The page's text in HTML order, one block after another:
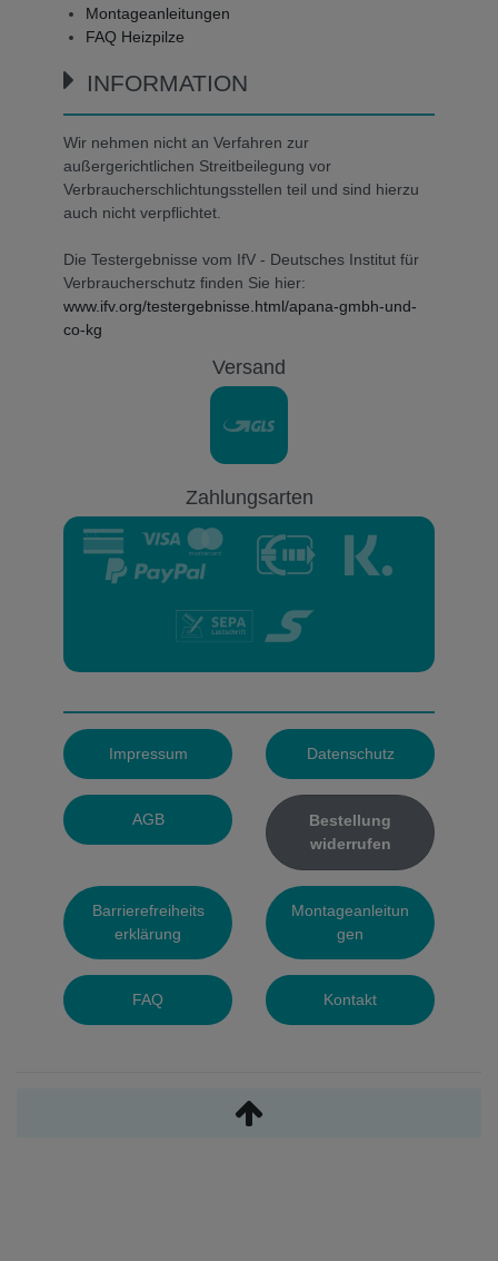
Montageanleitungen
FAQ Heizpilze
INFORMATION
Wir nehmen nicht an Verfahren zur
außergerichtlichen Streitbeilegung vor
Verbraucherschlichtungsstellen teil und sind hierzu
auch nicht verpflichtet.
Die Testergebnisse vom IfV - Deutsches Institut für
Verbraucherschutz finden Sie hier:
www.ifv.org/testergebnisse.html/apana-gmbh-und-
co-kg
Versand
Zahlungsarten
Impressum Datenschutz
AGB
Bestellung
widerrufen
Barrierefreiheits
erklärung
Montageanleitun
gen
FAQ Kontakt